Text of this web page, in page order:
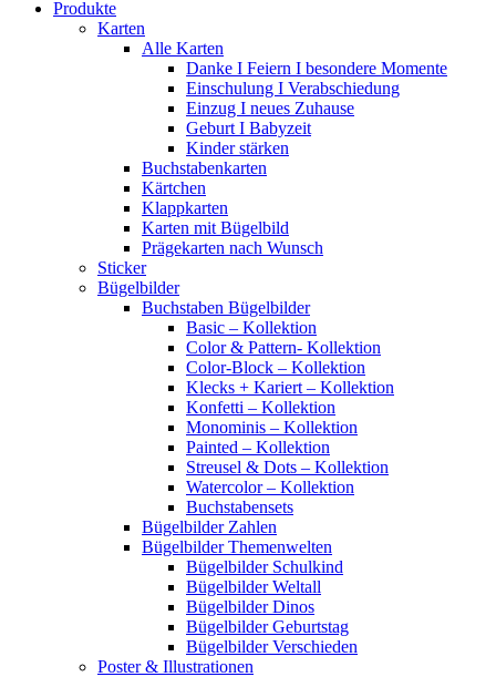
Produkte
Karten
Alle Karten
Danke I Feiern I besondere Momente
Einschulung I Verabschiedung
Einzug I neues Zuhause
Geburt I Babyzeit
Kinder stärken
Buchstabenkarten
Kärtchen
Klappkarten
Karten mit Bügelbild
Prägekarten nach Wunsch
Sticker
Bügelbilder
Buchstaben Bügelbilder
Basic – Kollektion
Color & Pattern- Kollektion
Color-Block – Kollektion
Klecks + Kariert – Kollektion
Konfetti – Kollektion
Monominis – Kollektion
Painted – Kollektion
Streusel & Dots – Kollektion
Watercolor – Kollektion
Buchstabensets
Bügelbilder Zahlen
Bügelbilder Themenwelten
Bügelbilder Schulkind
Bügelbilder Weltall
Bügelbilder Dinos
Bügelbilder Geburtstag
Bügelbilder Verschieden
Poster & Illustrationen